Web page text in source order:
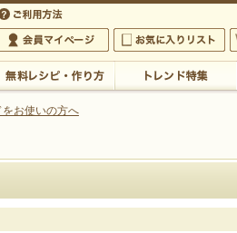
が負担いたします
員マイページ
お気に入りリスト
お使いの方へ